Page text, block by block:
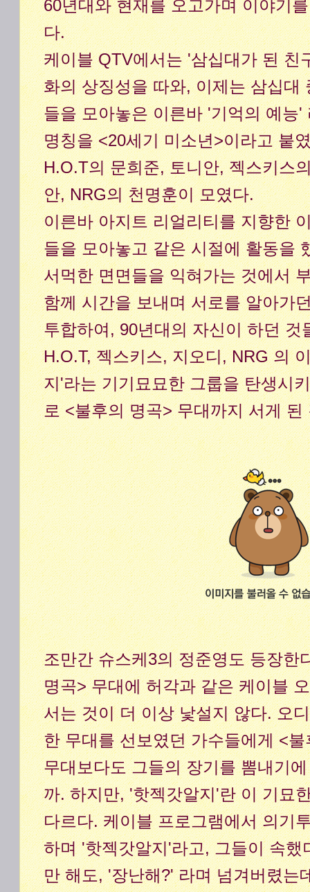
60년대와 현재를 오고가며 이야기
다.
케이블 QTV에서는 '삼십대가 된 친
화의 상징성을 따와, 이제는 삼십대
들을 모아놓은 이른바 '기억의 예능
명칭을 <20세기 미소년>이라고 붙
H.O.T의 문희준, 토니안, 젝스키스
안, NRG의 천명훈이 모였다.
이른바 아지트 리얼리티를 지향한
들을 모아놓고 같은 시절에 활동을
서먹한 면면들을 익혀가는 것에서
함께 시간을 보내며 서로를 알아가
투합하여, 90년대의 자신이 하던 것
H.O.T, 젝스키스, 지오디, NRG 의
지'라는 기기묘묘한 그룹을 탄생시
로 <불후의 명곡> 무대까지 서게 된
조만간 슈스케3의 정준영도 등장한
명곡> 무대에 허각과 같은 케이블
서는 것이 더 이상 낯설지 않다. 오
한 무대를 선보였던 가수들에게 <
무대보다도 그들의 장기를 뽐내기
까. 하지만, '핫젝갓알지'란 이 기묘
다르다. 케이블 프로그램에서 의기
하며 '핫젝갓알지'라고, 그들이 속
만 해도, '장난해?' 라며 넘겨버렸는